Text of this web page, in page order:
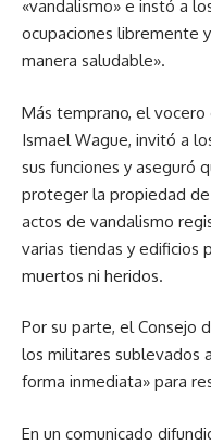
«vandalismo» e instó a
ocupaciones libremente
manera saludable».
Más temprano, el
Ismael Wague, invitó a
sus funciones y aseguró
proteger la propiedad de
actos de vandalismo
varias tiendas y edificios
muertos ni heridos.
Por su parte, el Consejo
los militares sublevados
forma inmediata» para
En un comunicado